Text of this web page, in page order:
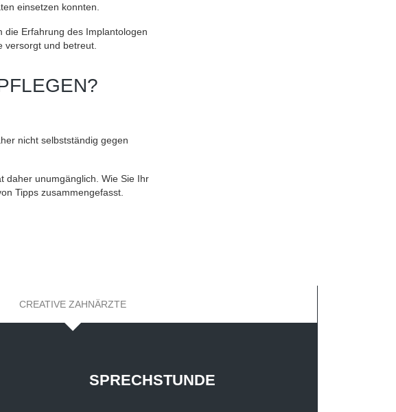
einsetzen konnten.
die Erfahrung des Implantologen
versorgt und betreut.
nicht selbstständig gegen
daher unumgänglich. Wie Sie Ihr
Tipps zusammengefasst.
CREATIVE ZAHNÄRZTE
SPRECHSTUNDE